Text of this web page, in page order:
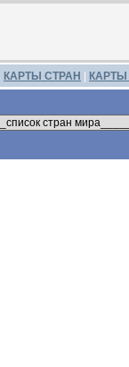
КАРТЫ СТРАН